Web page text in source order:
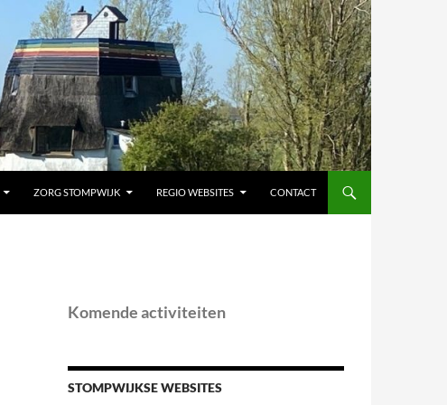
ZORG STOMPWIJK REGIO WEBSITES CONTACT
Komende activiteiten
STOMPWIJKSE WEBSITES